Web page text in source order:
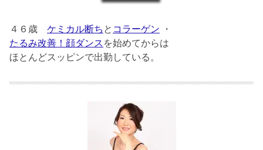
４６歳 ケミカル断ち と コラーゲン ・
たるみ改善！顔ダンス を始めてからは
ほとんどスッピンで出勤している。